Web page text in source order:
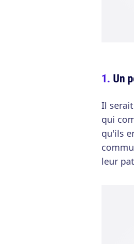
Un
Il
qui
qu'ils
leur